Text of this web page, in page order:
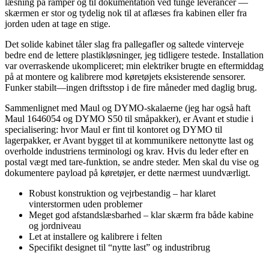
skærmen er stor og tydelig nok til at aflæses fra kabinen eller fra
jorden uden at tage en stige.
Det solide kabinet tåler slag fra pallegafler og saltede vinterveje
bedre end de lettere plastikløsninger, jeg tidligere testede. Installation
var overraskende ukompliceret; min elektriker brugte en eftermiddag
på at montere og kalibrere mod køretøjets eksisterende sensorer.
Funker stabilt—ingen driftsstop i de fire måneder med daglig brug.
Sammenlignet med Maul og DYMO-skalaerne (jeg har også haft
Maul 1646054 og DYMO S50 til småpakker), er Avant et studie i
specialisering: hvor Maul er fint til kontoret og DYMO til
lagerpakker, er Avant bygget til at kommunikere nettonytte last og
overholde industriens terminologi og krav. Hvis du leder efter en
postal vægt med tare-funktion, se andre steder. Men skal du vise og
dokumentere payload på køretøjer, er dette nærmest uundværligt.
Robust konstruktion og vejrbestandig – har klaret
vinterstormen uden problemer
Meget god afstandslæsbarhed – klar skærm fra både kabine
og jordniveau
Let at installere og kalibrere i felten
Specifikt designet til “nytte last” og industribrug